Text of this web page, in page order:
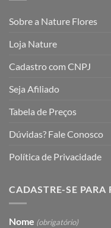
Sobre a Nature Flores
Loja Nature
Cadastro com CNPJ
Seja Afiliado
Tabela de Preços
Dúvidas? Fale Conosco
Política de Privacidade
CADASTRE-SE PARA
Nome (obrigatório)